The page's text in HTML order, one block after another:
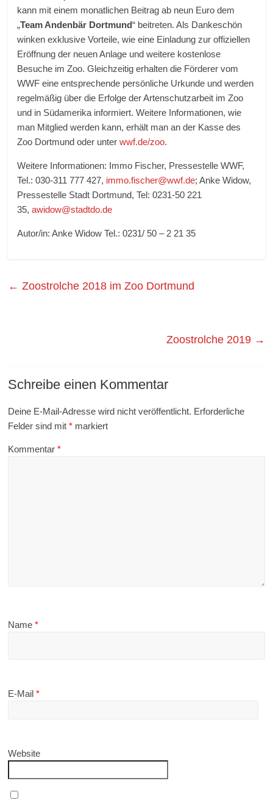
kann mit einem monatlichen Beitrag ab neun Euro dem
„Team Andenbär Dortmund“ beitreten. Als Dankeschön
winken exklusive Vorteile, wie eine Einladung zur offiziellen
Eröffnung der neuen Anlage und weitere kostenlose
Besuche im Zoo. Gleichzeitig erhalten die Förderer vom
WWF eine entsprechende persönliche Urkunde und werden
regelmäßig über die Erfolge der Artenschutzarbeit im Zoo
und in Südamerika informiert. Weitere Informationen, wie
man Mitglied werden kann, erhält man an der Kasse des
Zoo Dortmund oder unterwwf.de/zoo.
Weitere Informationen: Immo Fischer, Pressestelle WWF,
Tel.: 030-311 777 427, immo.fischer@wwf.de; Anke Widow,
Pressestelle Stadt Dortmund, Tel: 0231-50 221
35,awidow@stadtdo.de
Autor/in: Anke Widow Tel.: 0231/ 50 – 2 21 35
← Zoostrolche 2018 im Zoo Dortmund
Zoostrolche 2019 →
Schreibe einen Kommentar
Deine E-Mail-Adresse wird nicht veröffentlicht. Erforderliche
Felder sind mit* markiert
Kommentar*
Name*
E-Mail*
Website